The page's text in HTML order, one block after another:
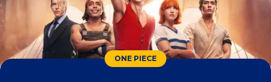
ONE PIECE